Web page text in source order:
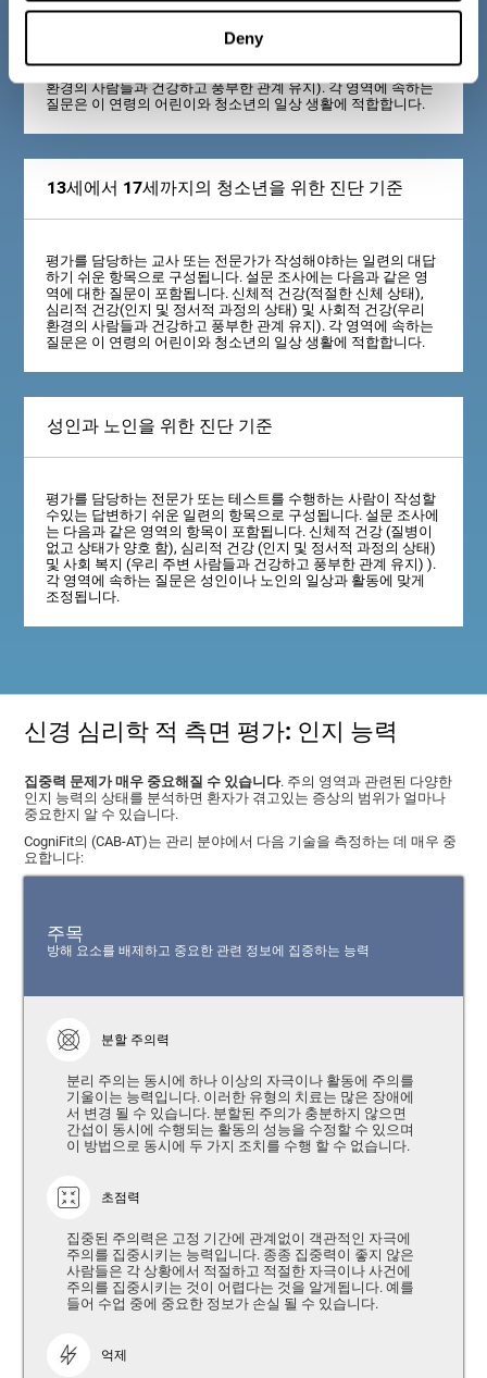
Deny
하기 쉬운 항목으로 구성됩니다. 설문 조사에는 다음과 같은 영
심리적 건강(인지 및 정서적 과정의 상태) 및 사회적 건강(우리
환경의 사람들과 건강하고 풍부한 관계 유지). 각 영역에 속하는
질문은 이 연령의 어린이와 청소년의 일상 생활에 적합합니다.
13세에서 17세까지의 청소년을 위한 진단 기준
평가를 담당하는 교사 또는 전문가가 작성해야하는 일련의 대답
하기 쉬운 항목으로 구성됩니다. 설문 조사에는 다음과 같은 영
역에 대한 질문이 포함됩니다. 신체적 건강(적절한 신체 상태),
심리적 건강(인지 및 정서적 과정의 상태) 및 사회적 건강(우리
환경의 사람들과 건강하고 풍부한 관계 유지). 각 영역에 속하는
질문은 이 연령의 어린이와 청소년의 일상 생활에 적합합니다.
성인과 노인을 위한 진단 기준
평가를 담당하는 전문가 또는 테스트를 수행하는 사람이 작성할
수있는 답변하기 쉬운 일련의 항목으로 구성됩니다. 설문 조사에
는 다음과 같은 영역의 항목이 포함됩니다. 신체적 건강 (질병이
없고 상태가 양호 함), 심리적 건강 (인지 및 정서적 과정의 상태)
및 사회 복지 (우리 주변 사람들과 건강하고 풍부한 관계 유지) ).
각 영역에 속하는 질문은 성인이나 노인의 일상과 활동에 맞게
조정됩니다.
신경 심리학 적 측면 평가: 인지 능력
집중력 문제가 매우 중요해질 수 있습니다. 주의 영역과 관련된 다양한
인지 능력의 상태를 분석하면 환자가 겪고있는 증상의 범위가 얼마나
중요한지 알 수 있습니다.
CogniFit의 (CAB-AT)는 관리 분야에서 다음 기술을 측정하는 데 매우 중
요합니다:
주목
방해 요소를 배제하고 중요한 관련 정보에 집중하는 능력
분할 주의력
분리 주의는 동시에 하나 이상의 자극이나 활동에 주의를
기울이는 능력입니다. 이러한 유형의 치료는 많은 장애에
서 변경 될 수 있습니다. 분할된 주의가 충분하지 않으면
간섭이 동시에 수행되는 활동의 성능을 수정할 수 있으며
이 방법으로 동시에 두 가지 조치를 수행 할 수 없습니다.
초점력
집중된 주의력은 고정 기간에 관계없이 객관적인 자극에
주의를 집중시키는 능력입니다. 종종 집중력이 좋지 않은
사람들은 각 상황에서 적절하고 적절한 자극이나 사건에
주의를 집중시키는 것이 어렵다는 것을 알게됩니다. 예를
들어 수업 중에 중요한 정보가 손실 될 수 있습니다.
억제